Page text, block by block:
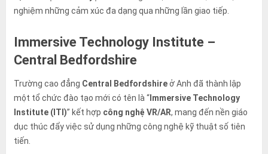
nghiệm những cảm xúc đa dạng qua những lần giao tiếp.
Immersive Technology Institute –
Central Bedfordshire
Trường cao đẳng Central Bedfordshireở Anh đã thành lập
một tổ chức đào tạo mới có tên là “Immersive Technology
Institute (ITI)” kết hợp công nghệ VR/AR, mang đến nền giáo
dục thúc đẩy việc sử dụng những công nghệ kỹ thuật số tiên
tiến.